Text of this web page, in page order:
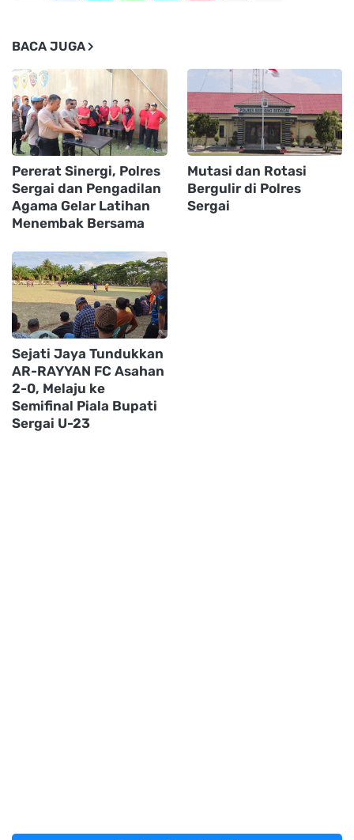
BACA JUGA
Pererat Sinergi, Polres
Sergai dan Pengadilan
Agama Gelar Latihan
Menembak Bersama
Mutasi dan Rotasi
Bergulir di Polres
Sergai
Sejati Jaya Tundukkan
AR-RAYYAN FC Asahan
2-0, Melaju ke
Semifinal Piala Bupati
Sergai U-23